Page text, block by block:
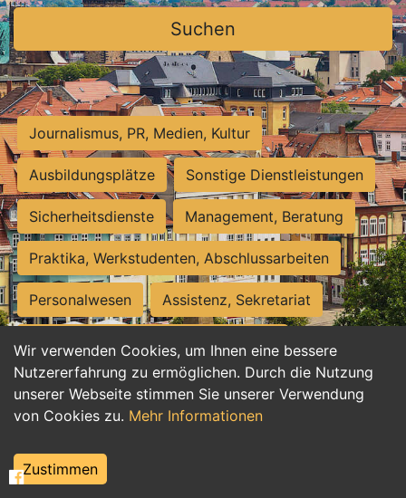
Wir verwenden Cookies, um Ihnen eine bessere
Nutzererfahrung zu ermöglichen. Durch die Nutzung
unserer Webseite stimmen Sie unserer Verwendung
von Cookies zu. Mehr Informationen
Zustimmen
Suchen
Journalismus, PR, Medien, Kultur
Ausbildungsplätze Sonstige Dienstleistungen
Sicherheitsdienste Management, Beratung
Praktika, Werkstudenten, Abschlussarbeiten
Personalwesen Assistenz, Sekretariat
Hilfskräfte, Aushilfs- und Nebenjobs
Einkauf, Logistik, Materialwirtschaft
Weiterbildung, Studium, duale Ausbildung
Tourismus